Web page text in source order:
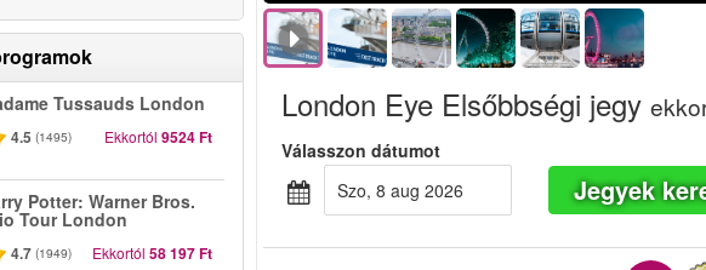
Tussauds London
4.5 (1495) Ekkortól 9524 Ft
Potter: Warner Bros.
Tour London
4.7 (1949) Ekkortól 58 197 Ft
London Eye Elsőbbségi jegy
Válasszon dátumot
szo, 8 aug 2026
Jegyek